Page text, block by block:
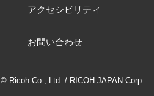
アクセシビリティ
お問い合わせ
© Ricoh Co., Ltd. / RICOH JAPAN Corp.